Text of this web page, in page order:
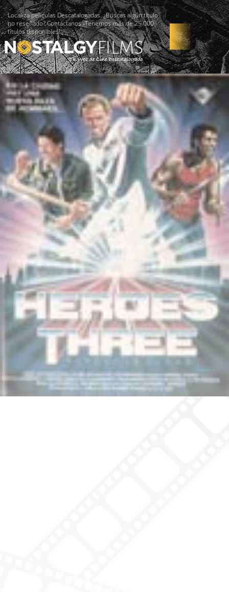
Localiza películas Descatalogadas. ¿Buscas algún título
no reseñado? Contáctanos -Tenemos más de 25.000
títulos disponibles!